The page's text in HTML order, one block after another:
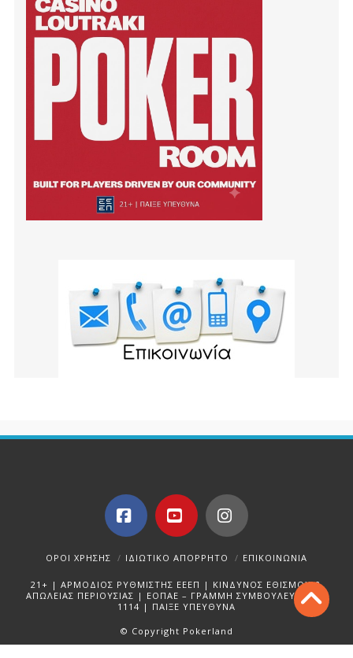
FacebookYouTubeInstagram
ΌΡΟΙ ΧΡΉΣΗΣ ΙΔΙΩΤΙΚΌ ΑΠΌΡΡΗΤΟ ΕΠΙΚΟΙΝΩΝΊΑ
21+ | ΑΡΜΟΔΙΟΣ ΡΥΘΜΙΣΤΗΣ ΕΕΕΠ | ΚΙΝΔΥΝΟΣ ΕΘΙΣΜΟΥ &
ΑΠΩΛΕΙΑΣ ΠΕΡΙΟΥΣΙΑΣ | ΕΟΠΑΕ – ΓΡΑΜΜΗ ΣΥΜΒΟΥΛΕΥΤΙΚΗΣ:
1114 | ΠΑΙΞΕ ΥΠΕΥΘΥΝΑ
© Copyright Pokerland